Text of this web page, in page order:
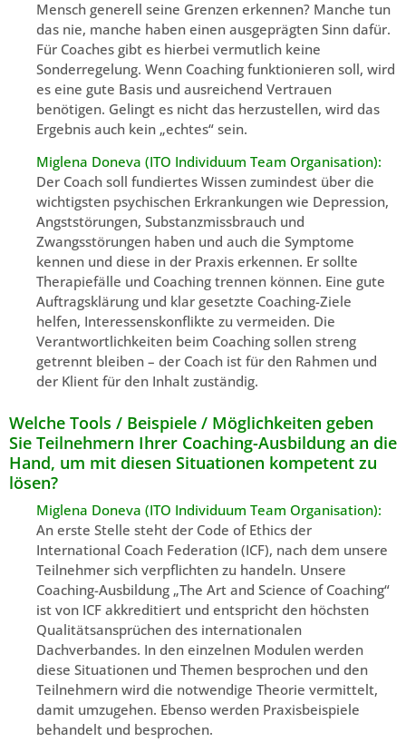
Mensch generell seine Grenzen erkennen? Manche tun
das nie, manche haben einen ausgeprägten Sinn dafür.
Für Coaches gibt es hierbei vermutlich keine
Sonderregelung. Wenn Coaching funktionieren soll, wird
es eine gute Basis und ausreichend Vertrauen
benötigen. Gelingt es nicht das herzustellen, wird das
Ergebnis auch kein „echtes“ sein.
Miglena Doneva (ITO Individuum Team Organisation):
Der Coach soll fundiertes Wissen zumindest über die
wichtigsten psychischen Erkrankungen wie Depression,
Angststörungen, Substanzmissbrauch und
Zwangsstörungen haben und auch die Symptome
kennen und diese in der Praxis erkennen. Er sollte
Therapiefälle und Coaching trennen können. Eine gute
Auftragsklärung und klar gesetzte Coaching-Ziele
helfen, Interessenskonflikte zu vermeiden. Die
Verantwortlichkeiten beim Coaching sollen streng
getrennt bleiben – der Coach ist für den Rahmen und
der Klient für den Inhalt zuständig.
Welche Tools / Beispiele / Möglichkeiten geben
Sie Teilnehmern Ihrer Coaching-Ausbildung an die
Hand, um mit diesen Situationen kompetent zu
lösen?
Miglena Doneva (ITO Individuum Team Organisation):
An erste Stelle steht der Code of Ethics der
International Coach Federation (ICF), nach dem unsere
Teilnehmer sich verpflichten zu handeln. Unsere
Coaching-Ausbildung „The Art and Science of Coaching“
ist von ICF akkreditiert und entspricht den höchsten
Qualitätsansprüchen des internationalen
Dachverbandes. In den einzelnen Modulen werden
diese Situationen und Themen besprochen und den
Teilnehmern wird die notwendige Theorie vermittelt,
damit umzugehen. Ebenso werden Praxisbeispiele
behandelt und besprochen.